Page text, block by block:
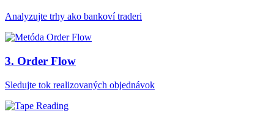
Analyzujte trhy ako bankoví traderi
3. Order Flow
Sledujte tok realizovaných objednávok